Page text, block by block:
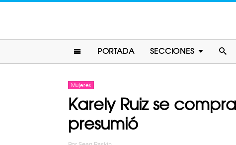
PORTADA SECCIONES
Mujeres
Karely Ruiz se
presumió